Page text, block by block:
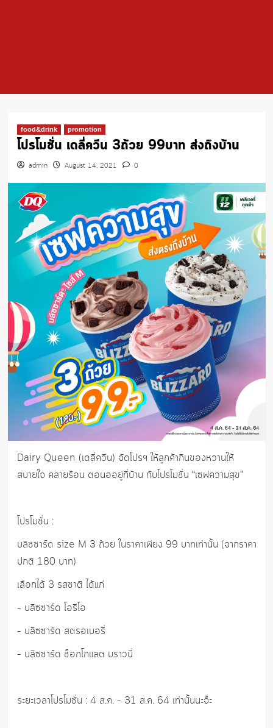
food&drink promotion
โปรโมชั่น เดลี่ควีน 3ถ้วย 99บาท ส่งถึงบ้าน
admin August 14, 2021 0
Dairy Queen (เดลี่ควีน) จัดโปรฯ ให้ลูกค้ากินของหวานให้
สบายใจ คลายร้อน ตอนออยู่ที่บ้าน กับโปรโมชั่น “เซฟความสุข”
โปรโมชั่น :
บลิซซาร์ด size M 3 ถ้วย ในราคาเพียง 99 บาทเท่านั้น (จากราคา
ปกติ 180 บาท)
เลือกได้ 3 รสชาติ ได้แก่
– บลิซซาร์ด โอรีโอ
– บลิซซาร์ด สตรอเบอรี่
– บลิซซาร์ด ช็อกโกแลต บราวนี่
ระยะเวลาโปรโมชั่น : 4 ส.ค. – 31 ส.ค. 64 เท่านั้นนะจ๊ะ